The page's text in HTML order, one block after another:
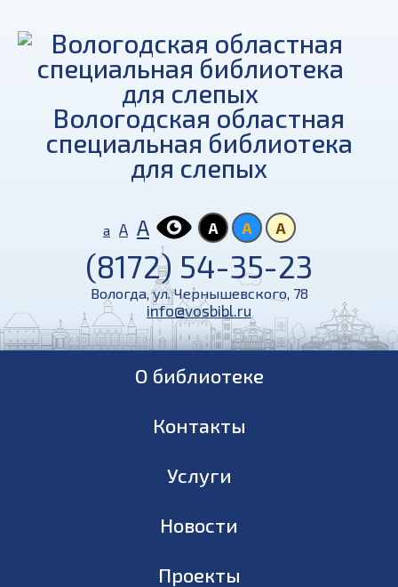
Вологодская областная
специальная библиотека
для слепых
а А А А А А
(8172) 54-35-23
Вологда, ул. Чернышевского, 78
info@vosbibl.ru
О библиотеке
Контакты
Услуги
Новости
Проекты